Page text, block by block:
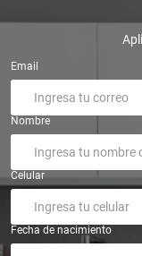
Email
Nombre
Celular
Fecha de nacimiento